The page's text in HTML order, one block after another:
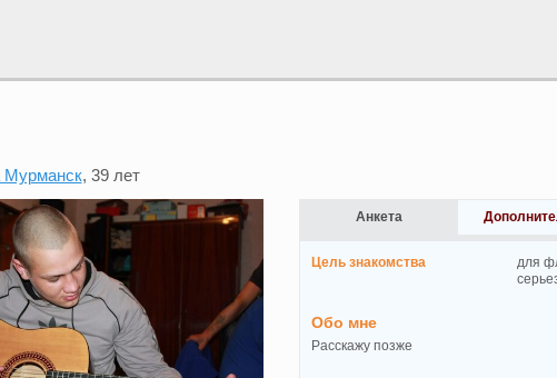
Мурманск, 39 лет
Анкета
Цель знакомства
для
Обо мне
Расскажу позже